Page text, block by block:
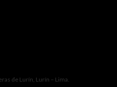
de Lurín, Lurín – Lima.